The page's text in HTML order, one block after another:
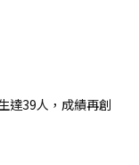
達39人，成績再創